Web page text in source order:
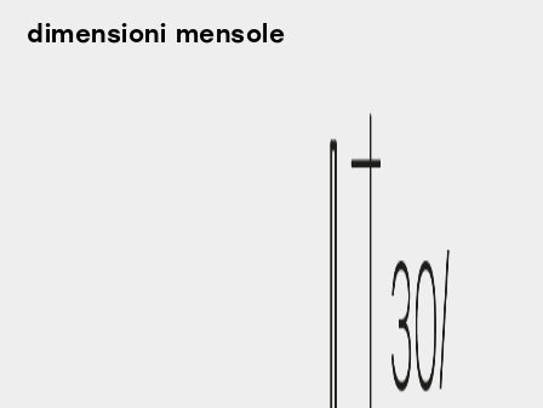
dimensioni mensole